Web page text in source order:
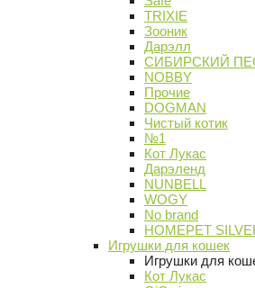
TRIXIE
Зооник
Дарэлл
СИБИРСКИЙ
NOBBY
Прочие
DOGMAN
Чистый котик
№1
Кот Лукас
Дарэленд
NUNBELL
WOGY
No brand
HOMEPET
Игрушки для кошек
Игрушки для
Кот Лукас